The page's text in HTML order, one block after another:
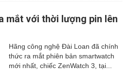
mắt với thời lượng pin lên
Hãng công nghệ Đài Loan đã chính
thức ra mắt phiên bản smartwatch
mới nhất, chiếc ZenWatch 3, tại...